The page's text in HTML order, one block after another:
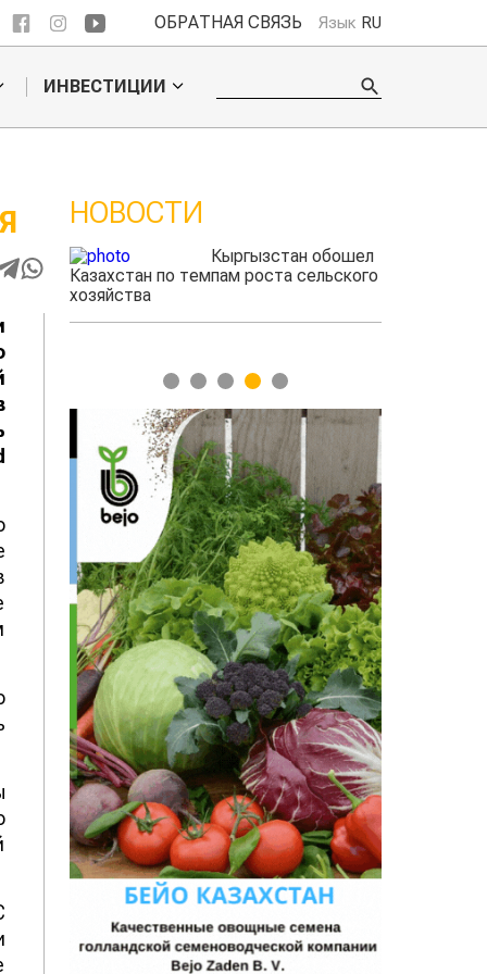
ОБРАТНАЯ СВЯЗЬ Язык RU
ИНВЕСТИЦИИ
НОВОСТИ
Ученые нашли
способ повысить
1 2 3 4 5